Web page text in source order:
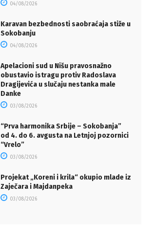
04/08/2026
Karavan bezbednosti saobraćaja stiže u
Sokobanju
04/08/2026
Apelacioni sud u Nišu pravosnažno
obustavio istragu protiv Radoslava
Dragijevića u slučaju nestanka male
Danke
03/08/2026
“Prva harmonika Srbije – Sokobanja”
od 4. do 6. avgusta na Letnjoj pozornici
“Vrelo”
03/08/2026
Projekat „Koreni i krila“ okupio mlade iz
Zaječara i Majdanpeka
03/08/2026